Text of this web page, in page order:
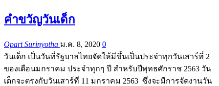
คำขวัญวันเด็ก
Opart Surinyotha ม.ค. 8, 2020 0
วันเด็ก เป็นวันที่รัฐบาลไทยจัดให้มีขึ้นเป็นประจำทุกวันเสาร์ที่ 2
ของเดือนมกราคม ประจำทุกๆ ปี สำหรับปีพุทธศักราช 2563 วัน
เด็กจะตรงกับวันเสาร์ที่ 11 มกราคม 2563 ซึ่งจะมีการจัดงานวัน